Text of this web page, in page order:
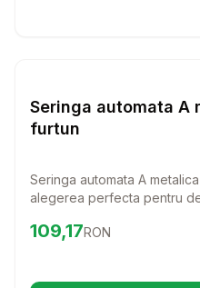
Seringa automata A
furtun
Seringa automata A
alegerea perfecta pentru
medicamentoase. Usor de
Preț:109.17
109,17RON